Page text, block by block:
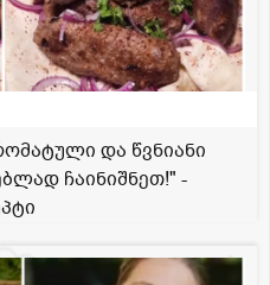
და წვნიანი
ჩაინიშნეთ!" -